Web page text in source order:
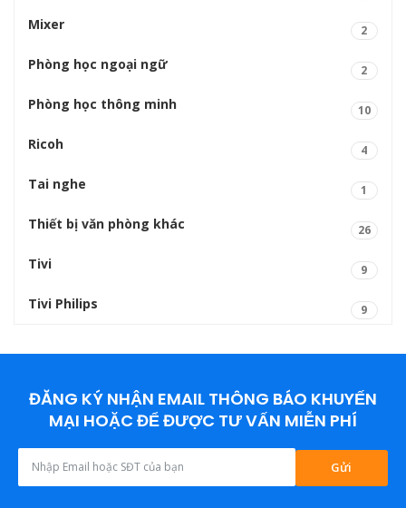
Mixer 2
Phòng học ngoại ngữ 2
Phòng học thông minh 10
Ricoh 4
Tai nghe 1
Thiết bị văn phòng khác 26
Tivi 9
Tivi Philips 9
ĐĂNG KÝ NHẬN EMAIL THÔNG BÁO KHUYẾN
MẠI HOẶC ĐỂ ĐƯỢC TƯ VẤN MIỄN PHÍ
Gửi